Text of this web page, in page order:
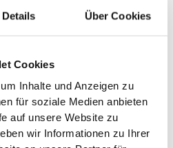
Details Über Cookies
Cookies
Inhalte und Anzeigen zu
für soziale Medien anbieten
auf unsere Website zu
wir Informationen zu Ihrer
durch Sie maßgeblich
zugeschnitten sind,
die schnell verderben
schnell